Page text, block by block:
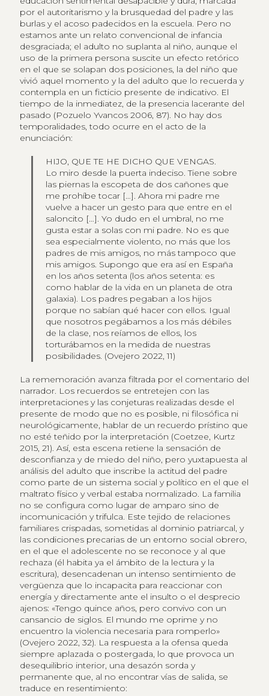
por el autoritarismo y la brusquedad del padre y las
burlas y el acoso padecidos en la escuela. Pero no
estamos ante un relato convencional de infancia
desgraciada; el adulto no suplanta al niño, aunque el
uso de la primera persona suscite un efecto retórico
en el que se solapan dos posiciones, la del niño que
vivió aquel momento y la del adulto que lo recuerda y
contempla en un ficticio presente de indicativo. El
tiempo de la inmediatez, de la presencia lacerante del
pasado (Pozuelo Yvancos 2006, 87). No hay dos
temporalidades, todo ocurre en el acto de la
enunciación:
HIJO, QUE TE HE DICHO QUE VENGAS.
Lo miro desde la puerta indeciso. Tiene sobre
las piernas la escopeta de dos cañones que
me prohíbe tocar […]. Ahora mi padre me
vuelve a hacer un gesto para que entre en el
saloncito […]. Yo dudo en el umbral, no me
gusta estar a solas con mi padre. No es que
sea especialmente violento, no más que los
padres de mis amigos, no más tampoco que
mis amigos. Supongo que era así en España
en los años setenta (los años setenta: es
como hablar de la vida en un planeta de otra
galaxia). Los padres pegaban a los hijos
porque no sabían qué hacer con ellos. Igual
que nosotros pegábamos a los más débiles
de la clase, nos reíamos de ellos, los
torturábamos en la medida de nuestras
posibilidades. (Ovejero 2022, 11)
La rememoración avanza filtrada por el comentario del
narrador. Los recuerdos se entretejen con las
interpretaciones y las conjeturas realizadas desde el
presente de modo que no es posible, ni filosófica ni
neurológicamente, hablar de un recuerdo prístino que
no esté teñido por la interpretación (Coetzee, Kurtz
2015, 21). Así, esta escena retiene la sensación de
desconfianza y de miedo del niño, pero yuxtapuesta al
análisis del adulto que inscribe la actitud del padre
como parte de un sistema social y político en el que el
maltrato físico y verbal estaba normalizado. La familia
no se configura como lugar de amparo sino de
incomunicación y trifulca. Este tejido de relaciones
familiares crispadas, sometidas al dominio patriarcal, y
las condiciones precarias de un entorno social obrero,
en el que el adolescente no se reconoce y al que
rechaza (él habita ya el ámbito de la lectura y la
escritura), desencadenan un intenso sentimiento de
vergüenza que lo incapacita para reaccionar con
energía y directamente ante el insulto o el desprecio
ajenos: «Tengo quince años, pero convivo con un
cansancio de siglos. El mundo me oprime y no
encuentro la violencia necesaria para romperlo»
(Ovejero 2022, 32). La respuesta a la ofensa queda
siempre aplazada o postergada, lo que provoca un
desequilibrio interior, una desazón sorda y
permanente que, al no encontrar vías de salida, se
traduce en resentimiento: